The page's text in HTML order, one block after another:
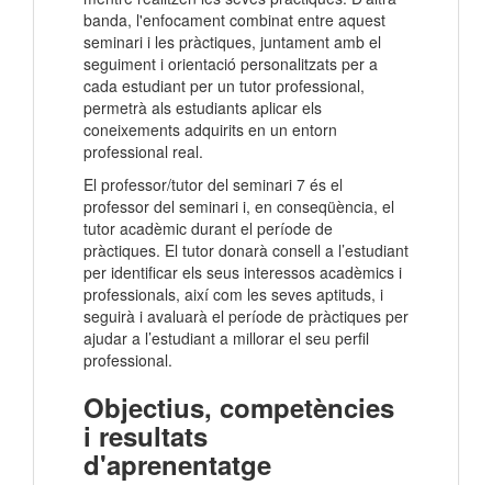
banda, l'enfocament combinat entre aquest
seminari i les pràctiques, juntament amb el
seguiment i orientació personalitzats per a
cada estudiant per un tutor professional,
permetrà als estudiants aplicar els
coneixements adquirits en un entorn
professional real.
El professor/tutor del seminari 7 és el
professor del seminari i, en conseqüència, el
tutor acadèmic durant el període de
pràctiques. El tutor donarà consell a l’estudiant
per identificar els seus interessos acadèmics i
professionals, així com les seves aptituds, i
seguirà i avaluarà el període de pràctiques per
ajudar a l’estudiant a millorar el seu perfil
professional.
Objectius, competències
i resultats
d'aprenentatge